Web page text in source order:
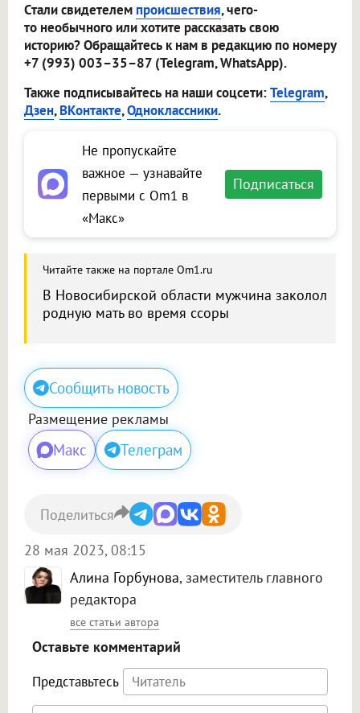
Стали свидетелем происшествия, чего-
то необычного или хотите рассказать свою
историю? Обращайтесь к нам в редакцию по номеру
+7 (993) 003–35–87 (Telegram, WhatsApp).
Также подписывайтесь на наши соцсети:Telegram,
Дзен,ВКонтакте,Одноклассники.
Не пропускайте
важное — узнавайте
первыми с Om1 в
«Макс»
Подписаться
Читайте также на портале Om1.ru
В Новосибирской области мужчина заколол
родную мать во время ссоры
Сообщить новость
Размещение рекламы
Макс Телеграм
Алина Горбунова, заместитель главного
редактора
все статьи автора
28 мая 2023, 08:15
Поделиться
Оставьте комментарий
Представьтесь